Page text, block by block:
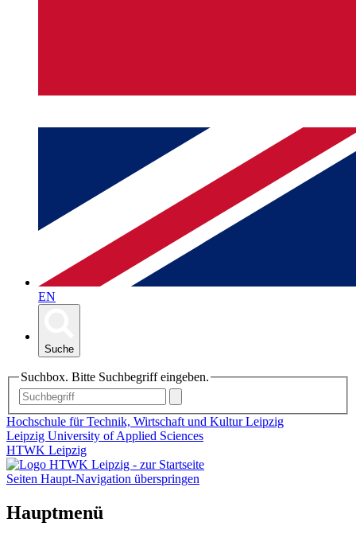
EN
Suche
Suchbox. Bitte Suchbegriff eingeben.
Hochschule für Technik, Wirtschaft und Kultur Leipzig
Leipzig University of Applied Sciences
HTWK Leipzig
Seiten Haupt-Navigation überspringen
Hauptmenü